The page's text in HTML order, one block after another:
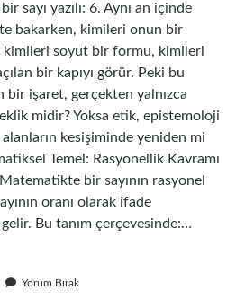
sayı yazılı: 6. Aynı an içinde
bakarken, kimileri onun bir
kimileri soyut bir formu, kimileri
bir kapıyı görür. Peki bu
bir işaret, gerçekten yalnızca
midir? Yoksa etik, epistemoloji
kesişiminde yeniden mi
Temel: Rasyonellik Kavramı
bir sayının rasyonel
oranı olarak ifade
Bu tanım çerçevesinde:…
Yorum Bırak